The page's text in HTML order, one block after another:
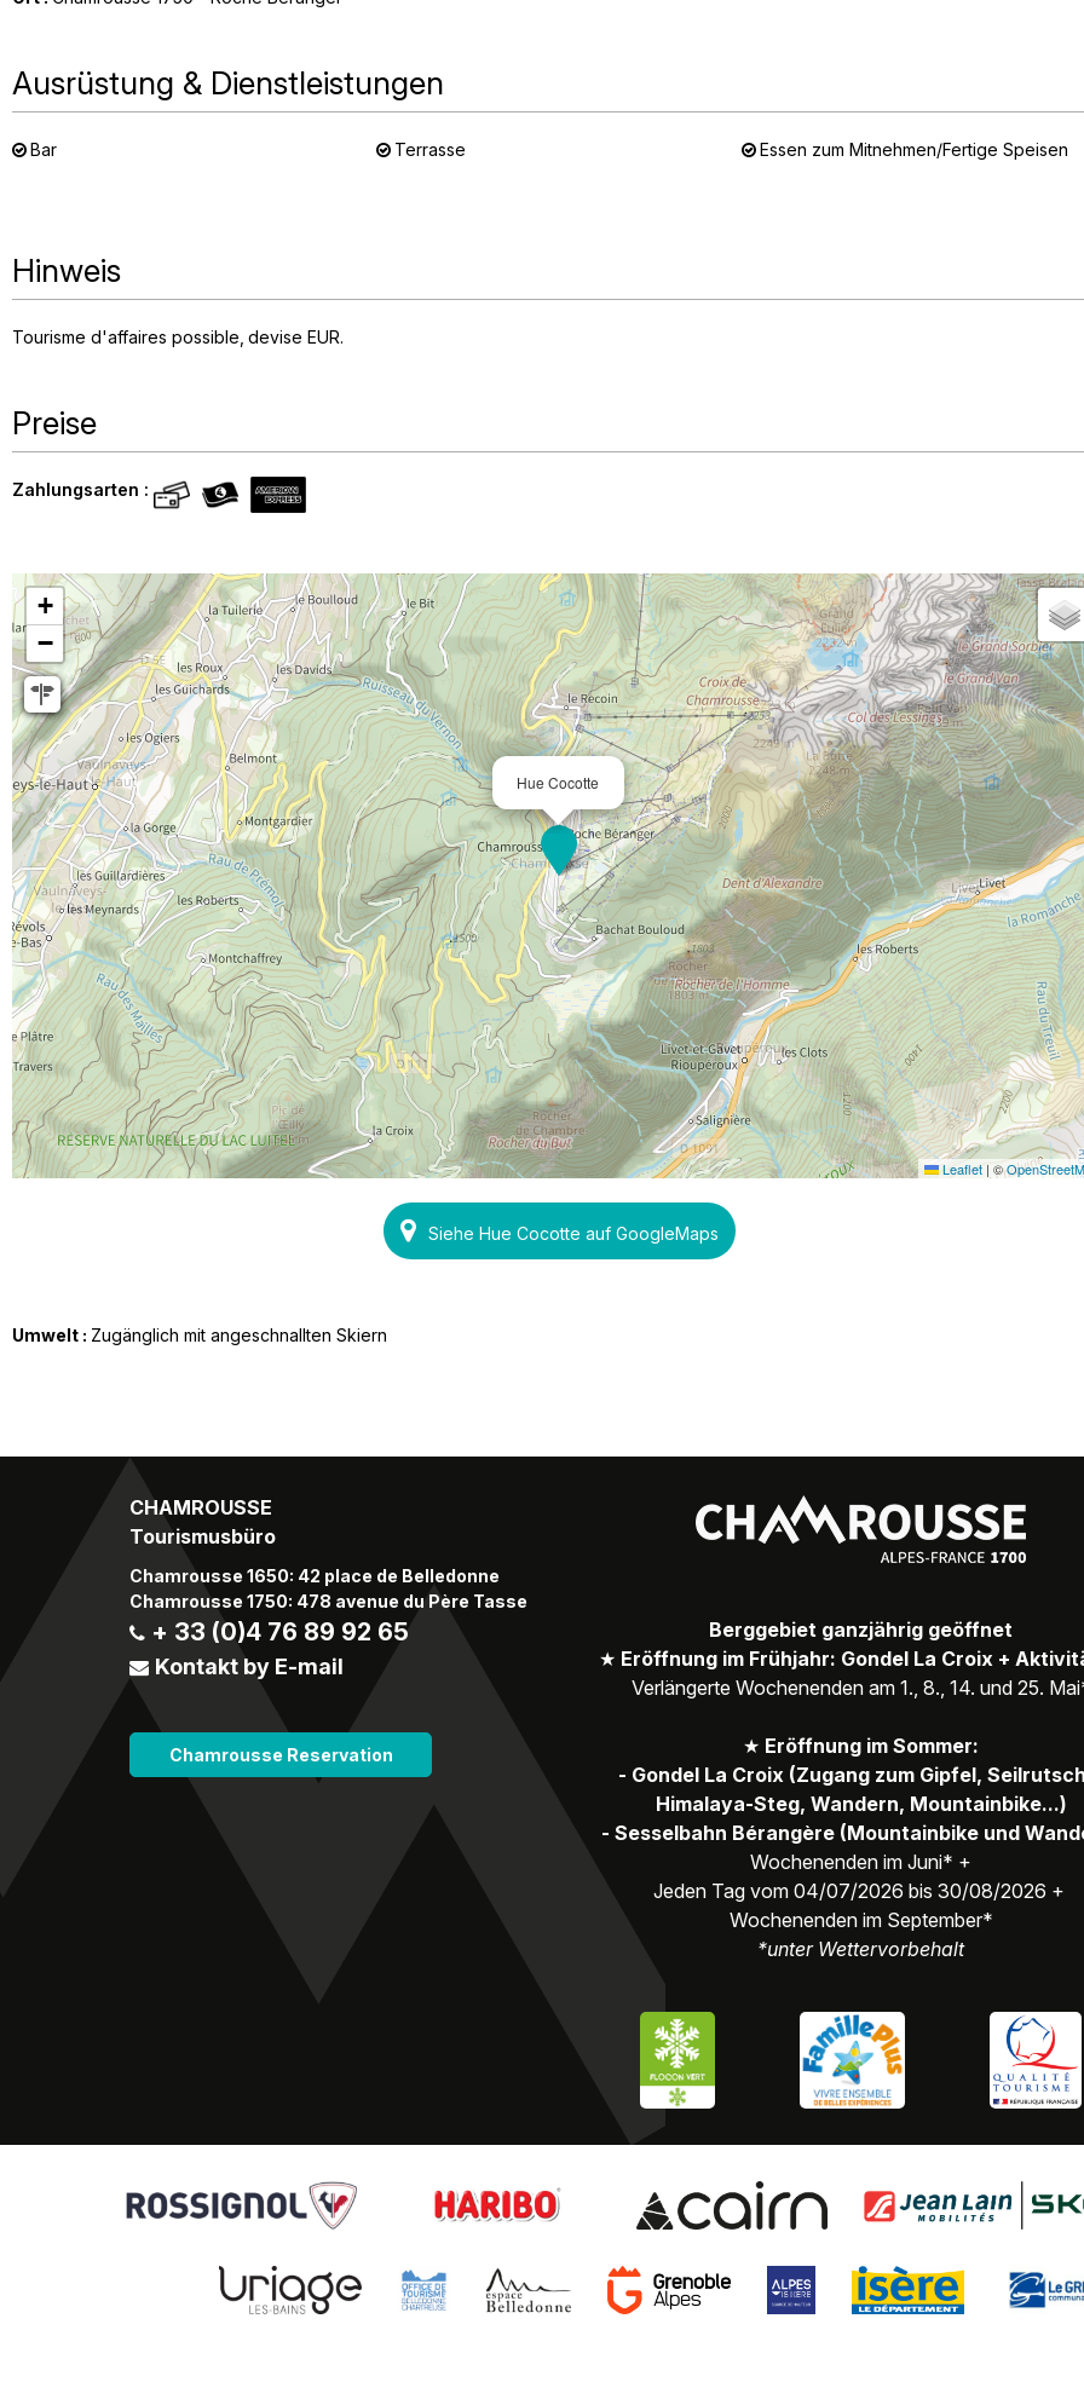
Ausrüstung & Dienstleistungen
Bar Terrasse Essen zum Mitnehmen/Fertige Speisen
Hinweis
Tourisme d'affaires possible devise EUR
Preise
Zahlungsarten :
Hue Cocotte
+
−
Leaflet | ©
Siehe Hue Cocotte auf GoogleMaps
Umwelt : Zugänglich mit angeschnallten Skiern
CHAMROUSSE
Tourismusbüro
Chamrousse 1650: 42 place de Belledonne
Chamrousse 1750: 478 avenue du Père Tasse
+ 33 (0)4 76 89 92 65
Kontakt by E-mail
Chamrousse Reservation
Berggebiet ganzjährig geöffnet
★ Eröffnung im Frühjahr: Gondel La Croix +
Verlängerte Wochenenden am 1., 8., 14. und 25.
★ Eröffnung im Sommer:
- Gondel La Croix (Zugang zum Gipfel,
Himalaya-Steg, Wandern, Mountainbike...)
- Sesselbahn Bérangère (Mountainbike und
Wochenenden im Juni* +
Jeden Tag vom 04/07/2026 bis 30/08/2026 +
Wochenenden im September*
*unter Wettervorbehalt